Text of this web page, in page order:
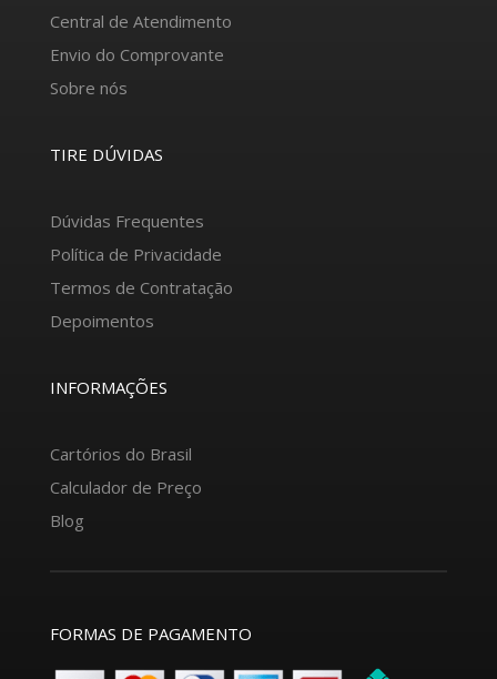
Central de Atendimento
Envio do Comprovante
Sobre nós
TIRE DÚVIDAS
Dúvidas Frequentes
Política de Privacidade
Termos de Contratação
Depoimentos
INFORMAÇÕES
Cartórios do Brasil
Calculador de Preço
Blog
FORMAS DE PAGAMENTO